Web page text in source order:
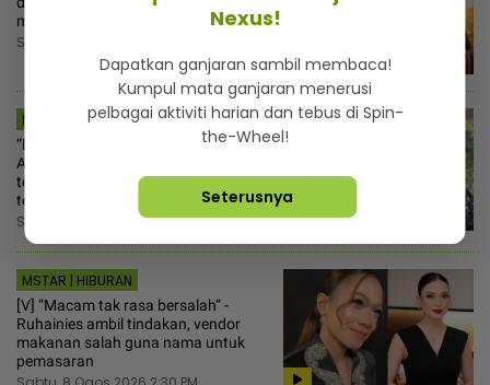
minta bantuan peguam!
Sabtu, 8 Ogos 2026 5:30 PM
MSTAR | HIBURAN
“Datuk M. Nasir hanya bergurau“ -
Aliff Aziz ulas gelaran aktor kedua
terkacak, rezeki pertama kali buat
teater
Sabtu, 8 Ogos 2026 3:30 PM
MSTAR | HIBURAN
[V] “Macam tak rasa bersalah“ -
Ruhainies ambil tindakan, vendor
makanan salah guna nama untuk
pemasaran
Nexus!
Dapatkan ganjaran sambil membaca!
Kumpul mata ganjaran menerusi
pelbagai aktiviti harian dan tebus di Spin-
the-Wheel!
Seterusnya